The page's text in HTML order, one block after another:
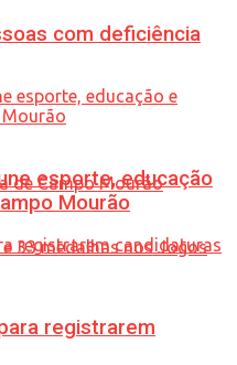
com deficiência
esporte, educação
Mourão
registrarem